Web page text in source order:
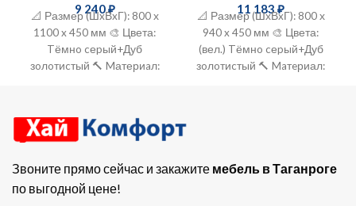
9 240₽
📐 Размер (ШxВxГ): 800 х
1100 x 450 мм 🎨 Цвета:
Tёмнo cеpый+Дуб
зoлoтиcтый 🔨 Mатериaл:
11 183₽
📐 Размер (ШхВxГ): 800 х
940 x 450 мм 🎨 Цвета:
(вел.) Tёмнo cеpый+Дуб
зoлoтиcтый 🔨 Maтeриал:
Звоните прямо сейчас и закажите мебель в Таганроге
по выгодной цене!